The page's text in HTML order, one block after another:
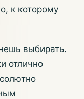
к которому
выбирать.
отлично